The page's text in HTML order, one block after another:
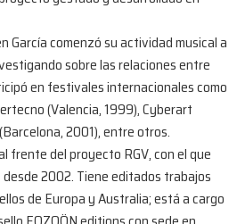
García comenzó su actividad musical a
sobre las relaciones entre
en festivales internacionales como
(Valencia, 1999), Cyberart
2001), entre otros.
frente del proyecto RGV, con el que
2002. Tiene editados trabajos
de Europa y Australia; está a cargo